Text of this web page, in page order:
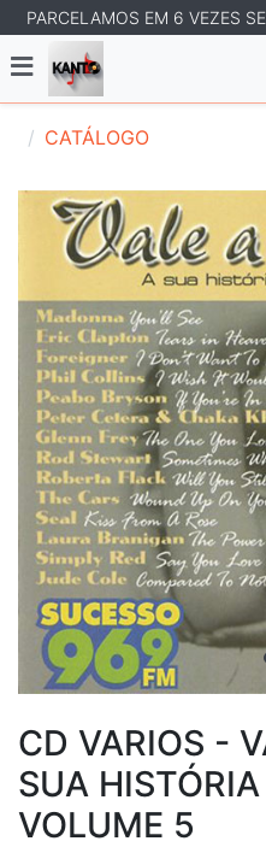
PARCELAMOS EM 6 VEZES
CATÁLOGO
CD VARIOS ‎-
SUA
VOLUME 5